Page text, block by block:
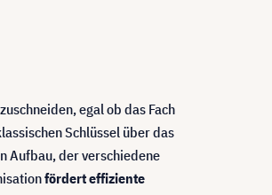
egal ob das Fach
Schlüssel über das
Aufbau, der verschiedene
fördert effiziente